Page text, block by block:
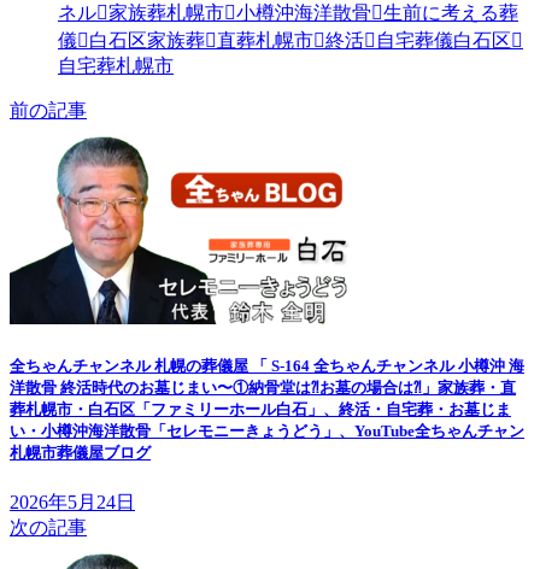
ネル 家族葬札幌市 小樽沖海洋散骨
生前に考える葬
儀
白石区家族葬 直葬札幌市 終活
自宅葬儀白石区
自宅葬札幌市
前の記事
全ちゃんチャンネル 札幌の葬儀屋 「 S-164 全ちゃんチャンネル 小樽沖 海
洋散骨 終活時代のお墓じまい〜①納骨堂は⁈お墓の場合は⁈」家族葬・直
葬札幌市・白石区「ファミリーホール白石」、終活・自宅葬・お墓じま
い・小樽沖海洋散骨「セレモニーきょうどう」、YouTube全ちゃんチャン
札幌市葬儀屋ブログ
2026年5月24日
次の記事